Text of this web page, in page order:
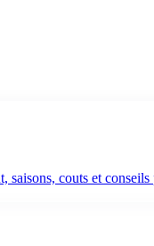
couts et